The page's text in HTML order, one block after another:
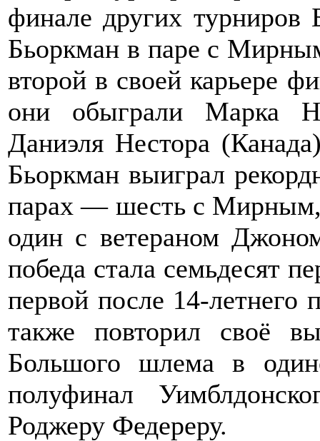
финале других
Бьоркман в паре с
второй в своей карьере
они обыграли Марка
Даниэля Нестора
Бьоркман выиграл
парах — шесть с Мирным,
один с ветераном
победа стала семьдесят
первой после 14-летнего
также повторил своё
Большого шлема в
полуфинал
Роджеру Федереру.